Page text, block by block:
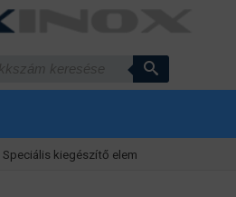
kiegészítő elem